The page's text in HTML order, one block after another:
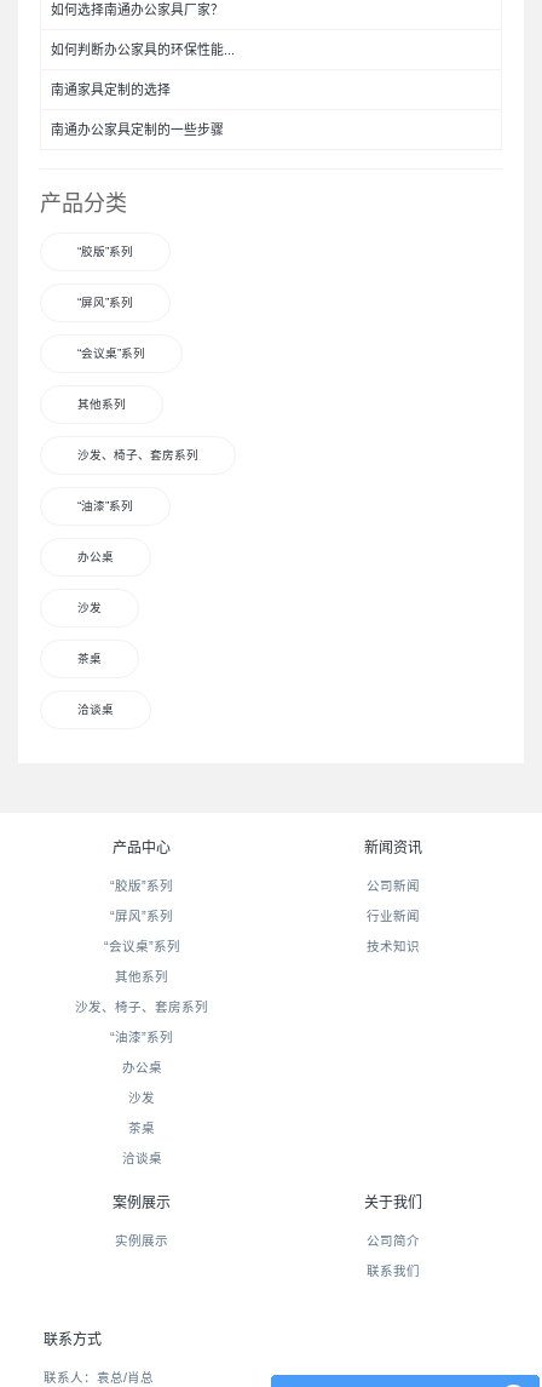
如何选择南通办公家具厂家？
如何判断办公家具的环保性能...
南通家具定制的选择
南通办公家具定制的一些步骤
产品分类
“胶版”系列
“屏风”系列
“会议桌”系列
其他系列
沙发、椅子、套房系列
“油漆”系列
办公桌
沙发
茶桌
洽谈桌
产品中心
“胶版”系列
“屏风”系列
“会议桌”系列
其他系列
沙发、椅子、套房系列
“油漆”系列
办公桌
沙发
茶桌
洽谈桌
新闻资讯
公司新闻
行业新闻
技术知识
案例展示
实例展示
关于我们
公司简介
联系我们
联系方式
联系人：袁总/肖总